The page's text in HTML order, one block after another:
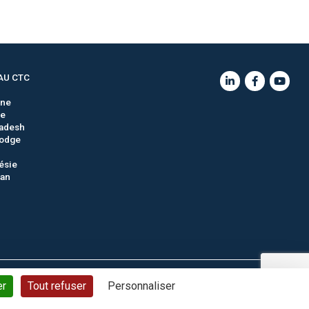
Tout refuser Personnaliser
CTC
générales de vente Politique de confidentialité
Plan du site